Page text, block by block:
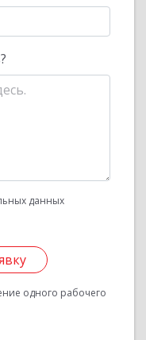
данных
одного рабочего